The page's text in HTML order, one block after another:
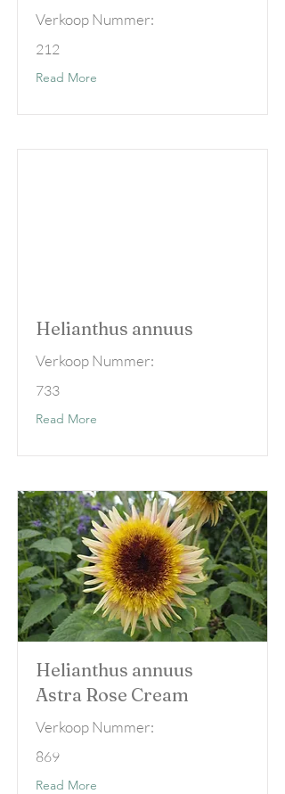
Verkoop Nummer:
212
Read More
Helianthus annuus
Verkoop Nummer:
733
Read More
Helianthus annuus
Astra Rose Cream
Verkoop Nummer:
869
Read More